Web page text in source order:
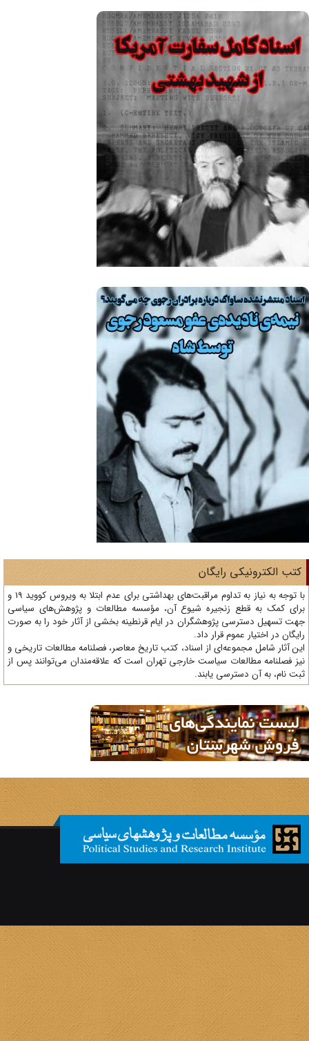
الکترونیکی رایگان
با توجه به نیاز به تداوم مراقبت‌های بهداشتی برای عدم ابتلا به ویروس کووید 19 و
کمک به قطع زنجیره شیوع آن، مؤسسه مطالعات و پژوهش‌های سیاسی
تسهیل دسترسی پژوهشگران در ایام قرنطینه بخشی از آثار خود را به صورت
در اختیار عموم قرار داد.
آثار شامل مجموعه‌ای از اسناد، کتب تاریخ معاصر، فصلنامه‌ مطالعات تاریخی و
فصلنامه مطالعات سیاست خارجی تهران است که علاقه‌مندان می‌توانند پس از
نام، به آن دسترسی یابند.